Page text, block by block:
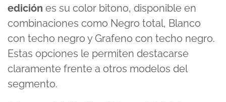
edición es su color bitono, disponible en
combinaciones como Negro total, Blanco
con techo negro y Grafeno con techo negro.
Estas opciones le permiten destacarse
claramente frente a otros modelos del
segmento.